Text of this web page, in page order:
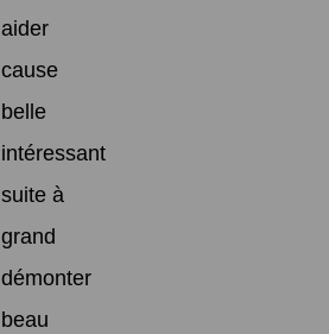
aider
cause
belle
intéressant
suite à
grand
démonter
beau